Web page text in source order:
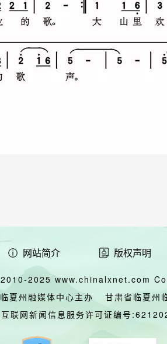
网站简介 版权声明
2025 www.chinalxnet.com
夏州融媒体中心主办 甘肃省临夏州
互联网新闻信息服务许可证编号